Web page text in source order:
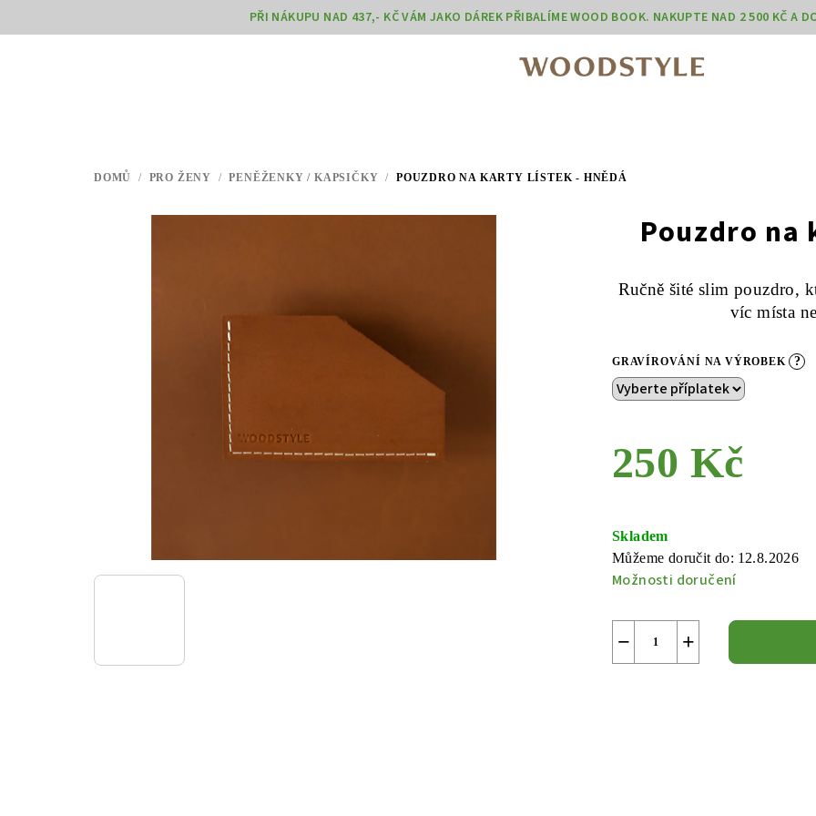
na
PŘI NÁKUPU NAD 437,- KČ VÁM JAKO DÁREK PŘIBALÍME WOOD BOOK. NAKUPTE NAD 2 500 KČ A
DOMŮ / PRO ŽENY / PENĚŽENKY / KAPSIČKY / POUZDRO NA KARTY LÍSTEK - HNĚDÁ
Pouzdro na
Ručně šité slim pouzdro,
víc místa
GRAVÍROVÁNÍ NA VÝROBEK ?
250 Kč
cena:
Skladem
Můžeme doručit do: 12.8.2026
Možnosti doručení
+
−